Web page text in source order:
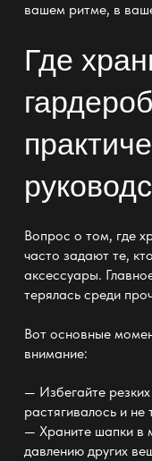
вашем ритме, в
Где
Вопрос о том, где
часто задают те,
аксессуары.
терялась среди
Вот основные
внимание:
— Избегайте
растягивалось и не
— Храните шапки в
давлению других